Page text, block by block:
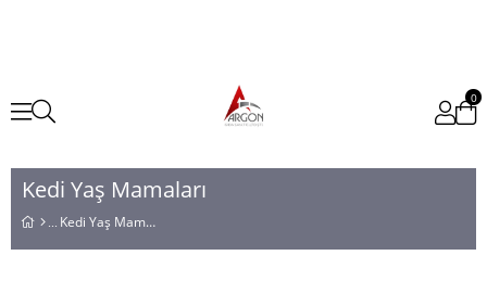
0
Kedi Yaş Mamaları
Kedi Yaş Mamaları